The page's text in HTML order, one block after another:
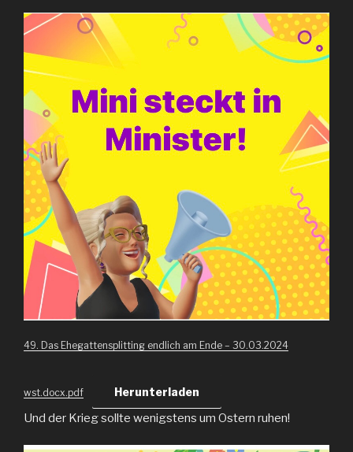
49. Das Ehegattensplitting endlich am Ende – 30.03.2024
wst.docx.pdf Herunterladen
Und der Krieg sollte wenigstens um Ostern ruhen!